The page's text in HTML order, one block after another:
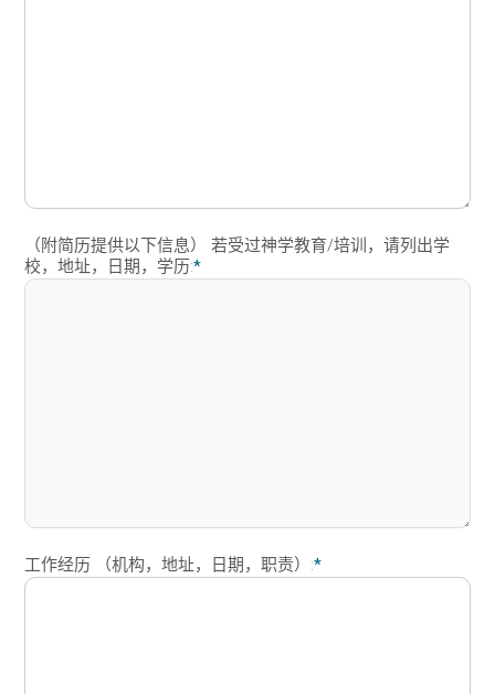
（附简历提供以下信息） 若受过神学教育/培训，请列出学
校，地址，日期，学历:*
工作经历 （机构，地址，日期，职责）:*